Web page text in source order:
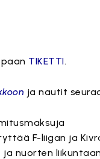
TIKETTI.
ja nautit
F-liigan ja
nuorten